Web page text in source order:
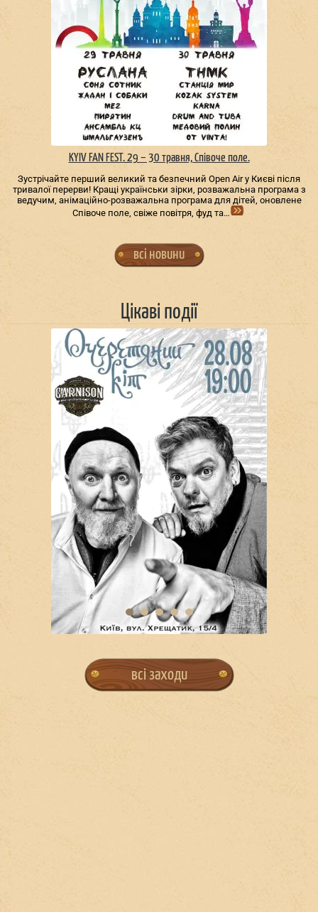
KYIV FAN FEST. 29 – 30 травня, Співоче поле.
Зустрічайте перший великий та безпечний Open Air у Києві після
тривалої перерви! Кращі українськи зірки, розважальна програма з
ведучим, анімаційно-розважальна програма для дітей, оновлене
Співоче поле, свіже повітря, фуд та…
всі новини
Цікаві події
всі заходи